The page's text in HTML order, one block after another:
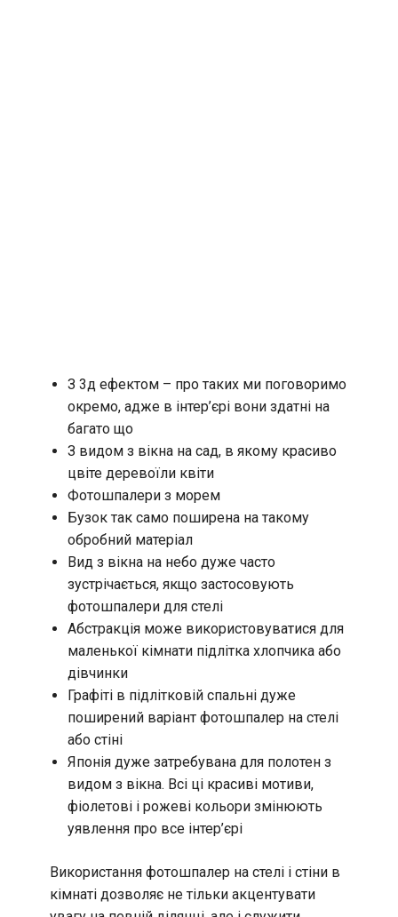
З 3д ефектом – про таких ми поговоримо
окремо, адже в інтер’єрі вони здатні на
багато що
З видом з вікна на сад, в якому красиво
цвіте деревоїли квіти
Фотошпалери з морем
Бузок так само поширена на такому
обробний матеріал
Вид з вікна на небо дуже часто
зустрічається, якщо застосовують
фотошпалери для стелі
Абстракція може використовуватися для
маленької кімнати підлітка хлопчика або
дівчинки
Графіті в підлітковій спальні дуже
поширений варіант фотошпалер на стелі
або стіні
Японія дуже затребувана для полотен з
видом з вікна. Всі ці красиві мотиви,
фіолетові і рожеві кольори змінюють
уявлення про все інтер’єрі
Використання фотошпалер на стелі і стіни в
кімнаті дозволяє не тільки акцентувати